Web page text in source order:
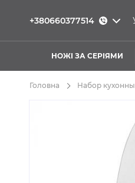
+380660377514
НОЖІ ЗА СЕРІЯМИ
Головна Набор